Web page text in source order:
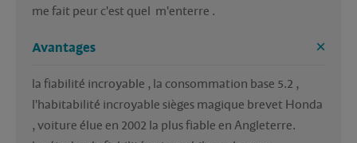
me fait peur c'est quel  m'enterre .
Avantages
la fiabilité incroyable , la consommation base 5.2 ,
l'habitabilité incroyable sièges magique brevet Honda
, voiture élue en 2002 la plus fiable en Angleterre.